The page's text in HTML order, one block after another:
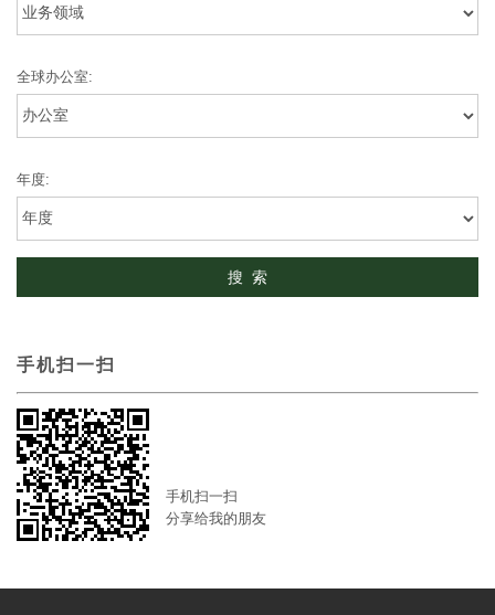
全球办公室:
年度:
手机扫一扫
手机扫一扫
分享给我的朋友